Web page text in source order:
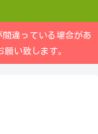
違っている場合があ
い致します。